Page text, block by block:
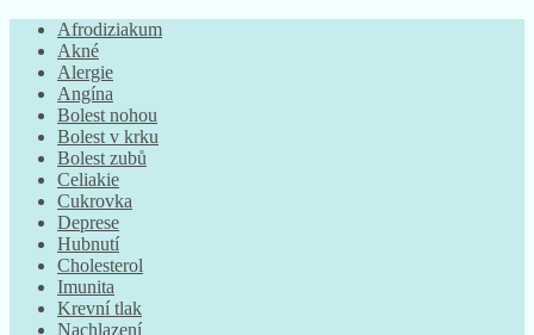
Afrodiziakum
Akné
Alergie
Angína
Bolest nohou
Bolest v krku
Bolest zubů
Celiakie
Cukrovka
Deprese
Hubnutí
Cholesterol
Imunita
Krevní tlak
Nachlazení